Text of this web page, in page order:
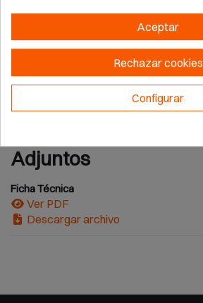
Detalles del producto
Marca
Adjuntos
Ficha Técnica
Ver PDF
Descargar archivo
Aceptar
Rechazar cookies
Configurar